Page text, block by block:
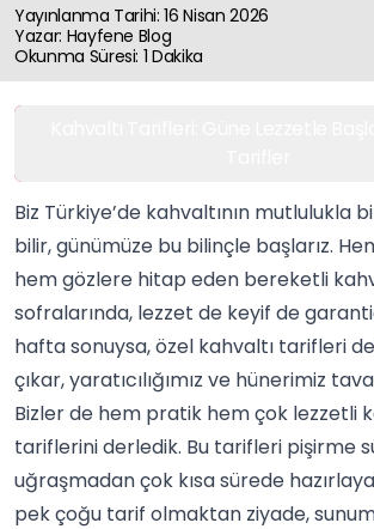
Yayınlanma Tarihi: 16 Nisan 2026
Yazar: Hayfene Blog
Okunma Süresi: 1 Dakika
Biz Türkiye’de kahvaltının mutlulukla
bilir, günümüze bu bilinçle başlarız.
hem gözlere hitap eden bereketli
sofralarında, lezzet de keyif de
hafta sonuysa, özel kahvaltı tarifleri
çıkar, yaratıcılığımız ve hünerimiz
Bizler de hem pratik hem çok lezzetli
tariflerini derledik. Bu tarifleri pişirme
uğraşmadan çok kısa sürede
pek çoğu tarif olmaktan ziyade,